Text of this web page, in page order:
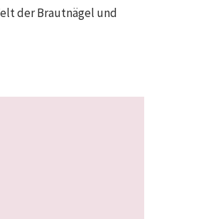
der Brautnägel und